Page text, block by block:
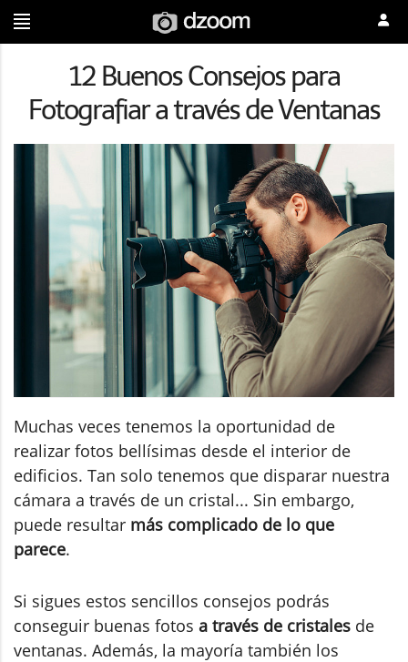
12 Buenos Consejos para
Fotografiar a través de Ventanas
Muchas veces tenemos la oportunidad de
realizar fotos bellísimas desde el interior de
edificios. Tan solo tenemos que disparar nuestra
cámara a través de un cristal... Sin embargo,
puede resultar más complicado de lo que
parece.
Si sigues estos sencillos consejos podrás
conseguir buenas fotos a través de cristales de
ventanas. Además, la mayoría también los